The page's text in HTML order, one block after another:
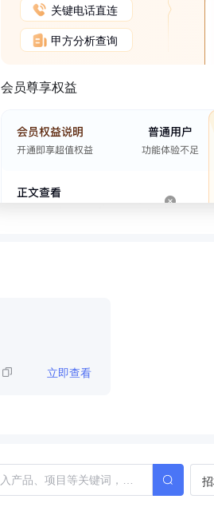
关键电话直连
甲方分析查询
会员尊享权益
立即查看